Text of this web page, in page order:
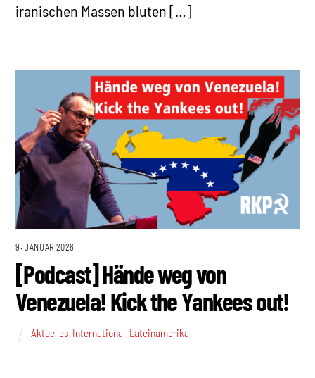
iranischen Massen bluten […]
9. JANUAR 2026
[Podcast] Hände weg von
Venezuela! Kick the Yankees out!
Aktuelles International Lateinamerika